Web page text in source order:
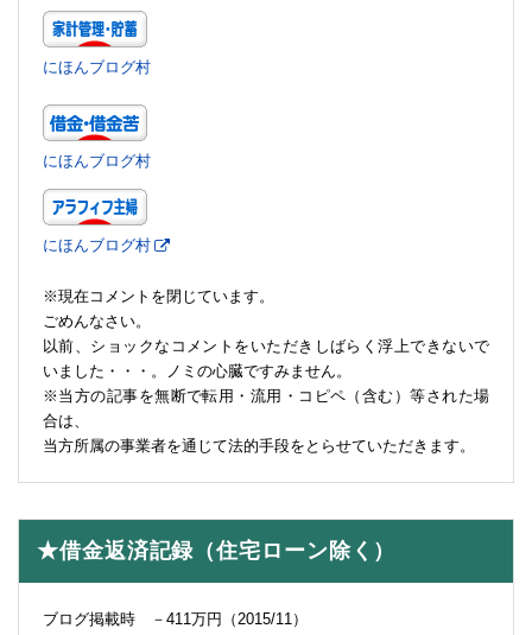
にほんブログ村
にほんブログ村
にほんブログ村
※現在コメントを閉じています。
ごめんなさい。
以前、ショックなコメントをいただきしばらく浮上できないで
いました・・・。ノミの心臓ですみません。
※当方の記事を無断で転用・流用・コピペ（含む）等された場
合は、
当方所属の事業者を通じて法的手段をとらせていただきます。
★借金返済記録（住宅ローン除く）
ブログ掲載時 －411万円（2015/11）